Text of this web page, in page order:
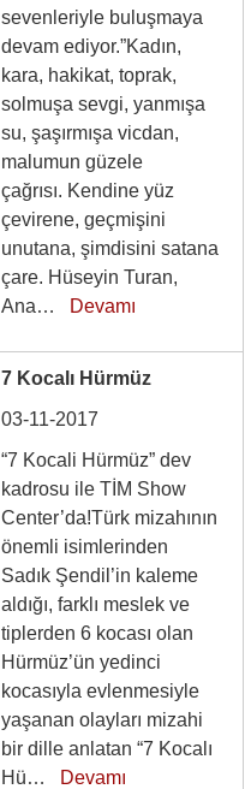
sevenleriyle buluşmaya
devam ediyor.”Kadın,
kara, hakikat, toprak,
solmuşa sevgi, yanmışa
su, şaşırmışa vicdan,
malumun güzele
çağrısı. Kendine yüz
çevirene, geçmişini
unutana, şimdisini satana
çare. Hüseyin Turan,
Ana… Devamı
7 Kocalı Hürmüz
03-11-2017
“7 Kocali Hürmüz” dev
kadrosu ile TİM Show
Center’da!Türk mizahının
önemli isimlerinden
Sadık Şendil’in kaleme
aldığı, farklı meslek ve
tiplerden 6 kocası olan
Hürmüz’ün yedinci
kocasıyla evlenmesiyle
yaşanan olayları mizahi
bir dille anlatan “7 Kocalı
Hü… Devamı